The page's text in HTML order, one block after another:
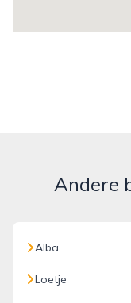
Andere
Alba
Loetje